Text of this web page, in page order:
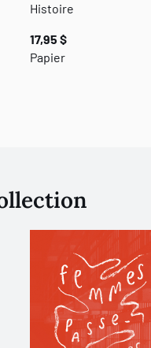
Histoire
17,95 $
Papier